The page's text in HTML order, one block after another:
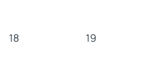
18 19